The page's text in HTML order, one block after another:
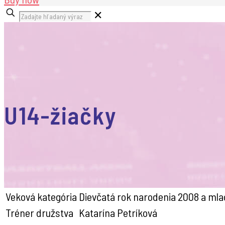
✕
U14-žiačky
Veková kategória Dievčatá rok narodenia 2008 a
Tréner družstva Katarína Petríková